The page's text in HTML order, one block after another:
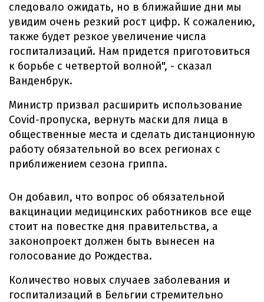
следовало ожидать, но в ближайшие дни мы
увидим очень резкий рост цифр. К сожалению,
также будет резкое увеличение числа
госпитализаций. Нам придется приготовиться
к борьбе с четвертой волной", - сказал
Ванденбрук.
Министр призвал расширить использование
Covid-пропуска, вернуть маски для лица в
общественные места и сделать дистанционную
работу обязательной во всех регионах с
приближением сезона гриппа.
Он добавил, что вопрос об обязательной
вакцинации медицинских работников все еще
стоит на повестке дня правительства, а
законопроект должен быть вынесен на
голосование до Рождества.
Количество новых случаев заболевания и
госпитализаций в Бельгии стремительно